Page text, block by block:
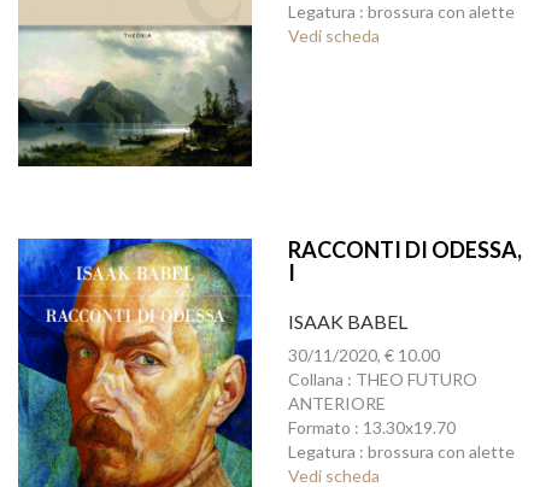
Legatura : brossura con alette
Vedi scheda
RACCONTI DI ODESSA,
I
ISAAK BABEL
30/11/2020, € 10.00
Collana : THEO FUTURO
ANTERIORE
Formato : 13.30x19.70
Legatura : brossura con alette
Vedi scheda